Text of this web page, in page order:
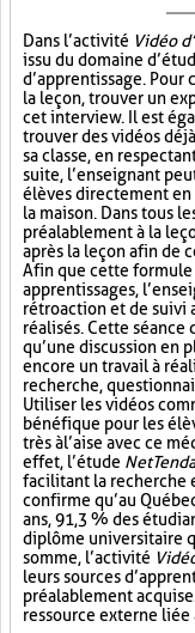
Dans l’activité Vidéo
issu du domaine
d’apprentissage. Pour
la leçon, trouver un
cet interview. Il est
trouver des vidéos
sa classe, en
suite, l’enseignant
élèves directement en
la maison. Dans tous
préalablement à la
après la leçon afin de
Afin que cette
apprentissages,
rétroaction et de suivi
réalisés. Cette
qu’une discussion en
encore un travail à
recherche,
Utiliser les vidéos
bénéfique pour les
très à l’aise avec ce
effet, l’étude
facilitant la recherche
confirme qu’au
ans, 91,3 % des
diplôme universitaire
somme, l’activité
leurs sources
préalablement
ressource externe liée